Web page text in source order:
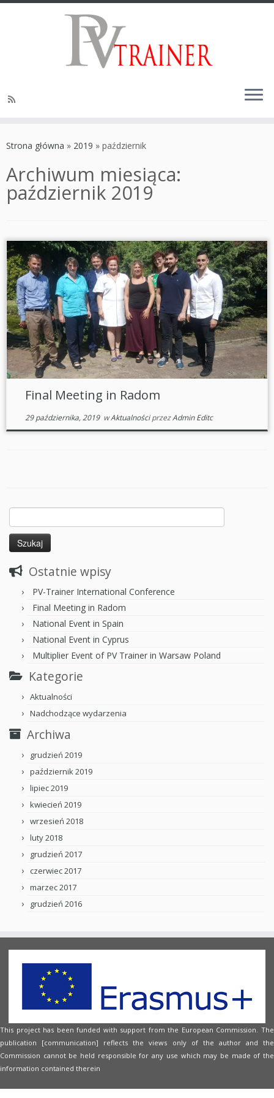
Strona główna » 2019 » październik
Archiwum miesiąca:
październik 2019
Final Meeting in Radom
29 października, 2019wAktualnościprzezAdmin Editc
Ostatnie wpisy
PV-Trainer International Conference
Final Meeting in Radom
National Event in Spain
National Event in Cyprus
Multiplier Event of PV Trainer in Warsaw Poland
Kategorie
Aktualności
Nadchodzące wydarzenia
Archiwa
grudzień 2019
październik 2019
lipiec 2019
kwiecień 2019
wrzesień 2018
luty 2018
grudzień 2017
czerwiec 2017
marzec 2017
grudzień 2016
This project has been funded with support from the European Commission. The
publication [communication] reflects the views only of the author and the
Commission cannot be held responsible for any use which may be made of the
information contained therein